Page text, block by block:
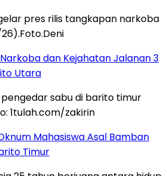
dan Kejahatan Jalanan 3
Utara
Mahasiswa Asal Bamban
Timur